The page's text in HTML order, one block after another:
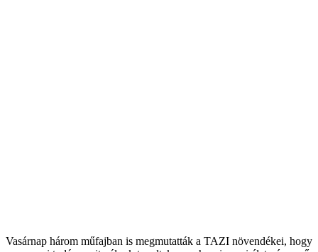
Vasárnap három műfajban is megmutatták a TAZI növendékei, hogy